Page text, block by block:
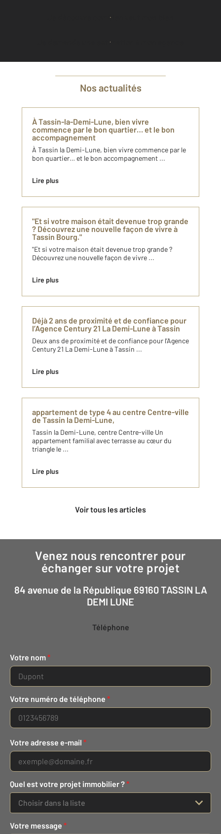
Je découvre combien vaut mon bien
Je demande une estimation à mon agence
Nos actualités
À Tassin-la-Demi-Lune, bien vivre
commence par le bon quartier… et le bon
accompagnement
À Tassin la Demi-Lune, bien vivre commence par le
bon quartier… et le bon accompagnement ...
Lire plus
"Et si votre maison était devenue trop grande
? Découvrez une nouvelle façon de vivre à
Tassin Bourg."
"Et si votre maison était devenue trop grande ?
Découvrez une nouvelle façon de vivre ...
Lire plus
Déjà 2 ans de proximité et de confiance pour
l’Agence Century 21 La Demi-Lune à Tassin
Deux ans de proximité et de confiance pour l’Agence
Century 21 La Demi-Lune à Tassin ...
Lire plus
appartement de type 4 au centre Centre-ville
de Tassin la Demi-Lune,
Tassin la Demi-Lune, centre Centre-ville Un
appartement familial avec terrasse au cœur du
triangle le ...
Lire plus
Voir tous les articles
Venez nous rencontrer pour
échanger sur votre projet
84 avenue de la République 69160 TASSIN LA
DEMI LUNE
Téléphone
Votre nom*
Votre numéro de téléphone *
Votre adresse e-mail *
Quel est votre projet immobilier ?*
Choisir dans la liste
Votre message *